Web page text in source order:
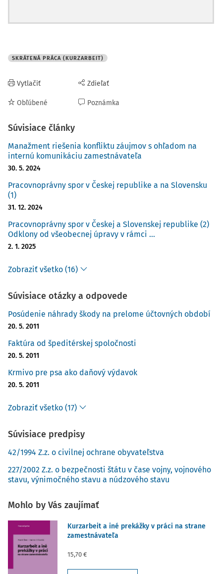
SKRÁTENÁ PRÁCA (KURZARBEIT)
Vytlačiť
Obľúbené
Zdieľať
Poznámka
Súvisiace články
Manažment riešenia konfliktu záujmov s ohľadom na
internú komunikáciu zamestnávateľa
30. 5. 2024
Pracovnoprávny spor v Českej republike a na Slovensku
(1)
31. 12. 2024
Pracovnoprávny spor v Českej a Slovenskej republike (2)
Odklony od všeobecnej úpravy v rámci ...
2. 1. 2025
Zobraziť všetko (16)
Súvisiace otázky a odpovede
Posúdenie náhrady škody na prelome účtovných období
20. 5. 2011
Faktúra od špeditérskej spoločnosti
20. 5. 2011
Krmivo pre psa ako daňový výdavok
20. 5. 2011
Zobraziť všetko (17)
Súvisiace predpisy
42/1994 Z.z. o civilnej ochrane obyvateľstva
227/2002 Z.z. o bezpečnosti štátu v čase vojny, vojnového
stavu, výnimočného stavu a núdzového stavu
Mohlo by Vás zaujímať
Kurzarbeit a iné prekážky v práci na strane
zamestnávateľa
15,70 €